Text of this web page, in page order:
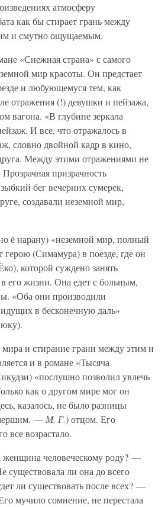
атмосферу
как бы стирает грань между
и смутно ощущаемым.
«Снежная страна» с самого
мир красоты. Он предстает
и любующемуся тем, как
отражения (!) девушки и пейзажа,
вагона. «В глубине зеркала
И все, что отражалось в
словно двойной кадр в кино,
Между этими отражениями не
призрачность
бег вечерних сумерек,
создавали неземной мир,
ё нарану) «неземной мир, полный
герою (Симамура) в поезде, где он
которой суждено занять
его жизни. Она едет с больным,
«Оба они производили
в бесконечную даль»
юку).
и стирание грани между этим и
и в романе «Тысяча
«послушно позволил увлечь
как о другом мире мог он
казалось, не было разницы
— М. Г.)отцом. Его
все возрастало.
женщина человеческому роду? —
ли она до всего
ли существовать после всех? —
мучило сомнение, не перестала